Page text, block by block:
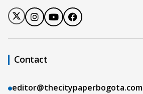
Contact
editor@thecitypaperbogota.com